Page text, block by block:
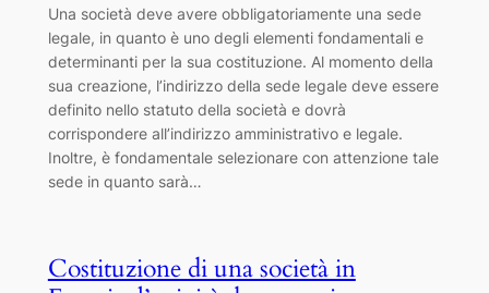
Una società deve avere obbligatoriamente una sede
legale, in quanto è uno degli elementi fondamentali e
determinanti per la sua costituzione. Al momento della
sua creazione, l’indirizzo della sede legale deve essere
definito nello statuto della società e dovrà
corrispondere all’indirizzo amministrativo e legale.
Inoltre, è fondamentale selezionare con attenzione tale
sede in quanto sarà…
Costituzione di una società in